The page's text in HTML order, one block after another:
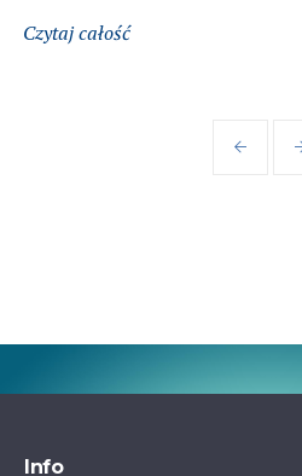
Czytaj całość
Info